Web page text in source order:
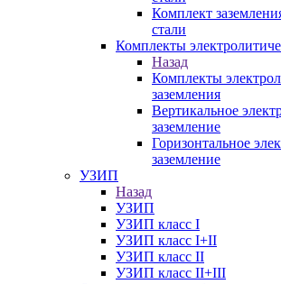
Комплект
стали
Комплекты
Назад
Комплекты
заземления
Вертикальное
заземление
Горизонтальное
заземление
УЗИП
Назад
УЗИП
УЗИП класс I
УЗИП класс I+II
УЗИП класс II
УЗИП класс II+III